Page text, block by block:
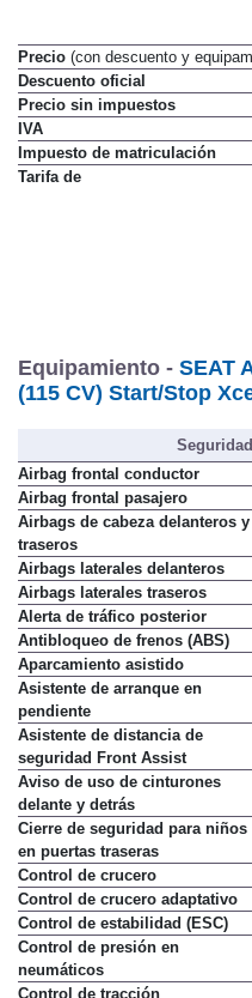
Precio (con descuento y
Descuento oficial
Precio sin impuestos
IVA
Impuesto de matriculación
Tarifa de
Equipamiento - SEAT
(115 CV) Start/Stop
Airbag frontal conductor
Airbag frontal pasajero
Airbags de cabeza delanteros y
traseros
Airbags laterales delanteros
Airbags laterales traseros
Alerta de tráfico posterior
Antibloqueo de frenos (ABS)
Aparcamiento asistido
Asistente de arranque en
pendiente
Asistente de distancia de
seguridad Front Assist
Aviso de uso de cinturones
delante y detrás
Cierre de seguridad para niños
en puertas traseras
Control de crucero
Control de crucero adaptativo
Control de estabilidad (ESC)
Control de presión en
neumáticos
Control de tracción